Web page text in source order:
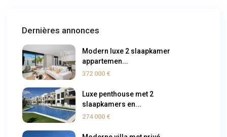
Dernières annonces
Modern luxe 2 slaapkamer
appartemen...
372 000 €
Luxe penthouse met 2
slaapkamers en...
274 000 €